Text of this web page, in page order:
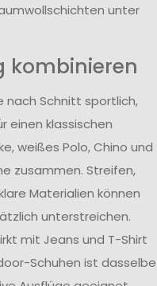
unter
kombinieren
nach Schnitt sportlich,
einen klassischen
weißes Polo, Chino und
zusammen. Streifen,
Materialien können
unterstreichen.
mit Jeans und T-Shirt
Schuhen ist dasselbe